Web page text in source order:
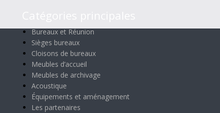
Bureaux et Réunion
Sièges bureaux
Cloisons de bureaux
Meubles d’accueil
Meubles de archivage
Acoustique
Équipements et aménagement
Les partenaires